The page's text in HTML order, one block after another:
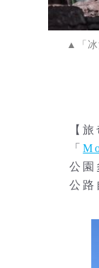
▲「冰
【
「
公園
公路